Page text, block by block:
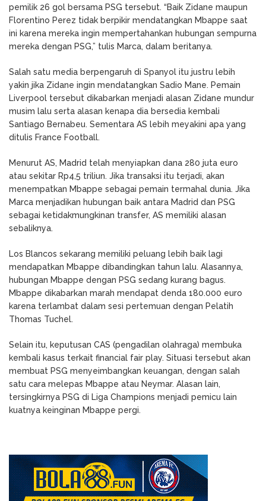
pemilik 26 gol bersama PSG tersebut. “Baik Zidane maupun
Florentino Perez tidak berpikir mendatangkan Mbappe saat
ini karena mereka ingin mempertahankan hubungan sempurna
mereka dengan PSG,” tulis Marca, dalam beritanya.
Salah satu media berpengaruh di Spanyol itu justru lebih
yakin jika Zidane ingin mendatangkan Sadio Mane. Pemain
Liverpool tersebut dikabarkan menjadi alasan Zidane mundur
musim lalu serta alasan kenapa dia bersedia kembali
Santiago Bernabeu. Sementara AS lebih meyakini apa yang
ditulis France Football.
Menurut AS, Madrid telah menyiapkan dana 280 juta euro
atau sekitar Rp4,5 triliun. Jika transaksi itu terjadi, akan
menempatkan Mbappe sebagai pemain termahal dunia. Jika
Marca menjadikan hubungan baik antara Madrid dan PSG
sebagai ketidakmungkinan transfer, AS memiliki alasan
sebaliknya.
Los Blancos sekarang memiliki peluang lebih baik lagi
mendapatkan Mbappe dibandingkan tahun lalu. Alasannya,
hubungan Mbappe dengan PSG sedang kurang bagus.
Mbappe dikabarkan marah mendapat denda 180.000 euro
karena terlambat dalam sesi pertemuan dengan Pelatih
Thomas Tuchel.
Selain itu, keputusan CAS (pengadilan olahraga) membuka
kembali kasus terkait financial fair play. Situasi tersebut akan
membuat PSG menyeimbangkan keuangan, dengan salah
satu cara melepas Mbappe atau Neymar. Alasan lain,
tersingkirnya PSG di Liga Champions menjadi pemicu lain
kuatnya keinginan Mbappe pergi.